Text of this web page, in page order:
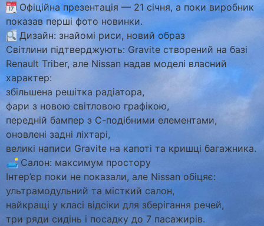
Офіційна презентація — 21 січня, а поки виробник
показав перші фото новинки.
Дизайн: знайомі риси, новий образ
Світлини підтверджують: Gravite створений на базі
Renault Triber, але Nissan надав моделі власний
характер:
збільшена решітка радіатора,
фари з новою світловою графікою,
передній бампер з С-подібними елементами,
оновлені задні ліхтарі,
великі написи Gravite на капоті та кришці багажника.
🛋Салон: максимум простору
Інтер’єр поки не показали, але Nissan обіцяє:
ультрамодульний та місткий салон,
найкращі у класі відсіки для зберігання речей,
три ряди сидінь і посадку до 7 пасажирів.